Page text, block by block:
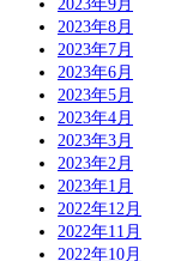
2023年9月
2023年8月
2023年7月
2023年6月
2023年5月
2023年4月
2023年3月
2023年2月
2023年1月
2022年12月
2022年11月
2022年10月